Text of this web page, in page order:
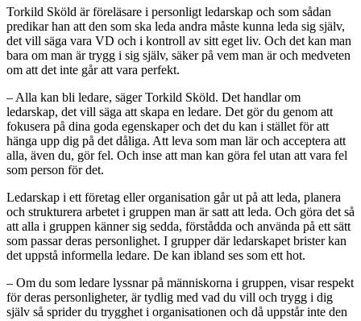
Torkild Sköld är föreläsare i personligt ledarskap och som sådan
predikar han att den som ska leda andra måste kunna leda sig själv,
det vill säga vara VD och i kontroll av sitt eget liv. Och det kan man
bara om man är trygg i sig själv, säker på vem man är och medveten
om att det inte går att vara perfekt.
– Alla kan bli ledare, säger Torkild Sköld. Det handlar om
ledarskap, det vill säga att skapa en ledare. Det gör du genom att
fokusera på dina goda egenskaper och det du kan i stället för att
hänga upp dig på det dåliga. Att leva som man lär och acceptera att
alla, även du, gör fel. Och inse att man kan göra fel utan att vara fel
som person för det.
Ledarskap i ett företag eller organisation går ut på att leda, planera
och strukturera arbetet i gruppen man är satt att leda. Och göra det så
att alla i gruppen känner sig sedda, förstådda och använda på ett sätt
som passar deras personlighet. I grupper där ledarskapet brister kan
det uppstå informella ledare. De kan ibland ses som ett hot.
– Om du som ledare lyssnar på människorna i gruppen, visar respekt
för deras personligheter, är tydlig med vad du vill och trygg i dig
själv så sprider du trygghet i organisationen och då uppstår inte den